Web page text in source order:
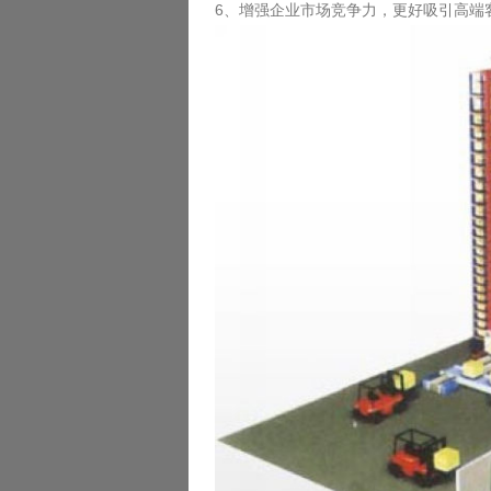
6、增强企业市场竞争力，更好吸引高端